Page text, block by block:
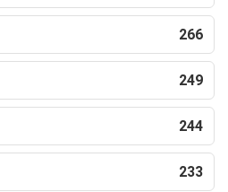
266
249
244
233